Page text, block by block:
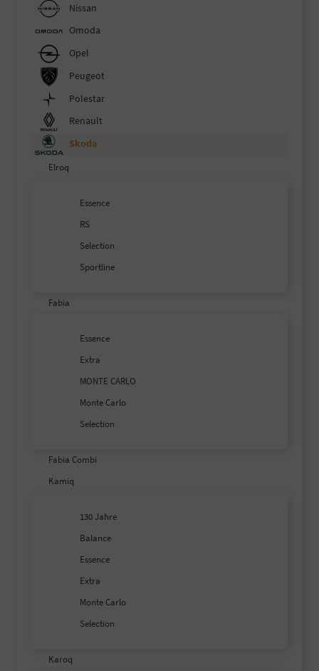
Nissan
Omoda
Opel
Peugeot
Polestar
Renault
Skoda
Elroq
Essence
RS
Selection
Sportline
Fabia
Essence
Extra
MONTE CARLO
Monte Carlo
Selection
Fabia Combi
Kamiq
130 Jahre
Balance
Essence
Extra
Monte Carlo
Selection
Karoq